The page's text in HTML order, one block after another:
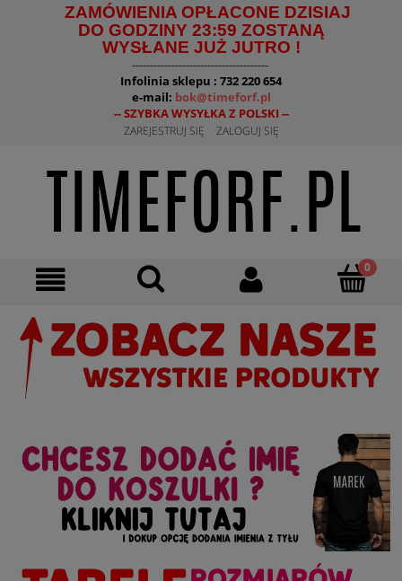
ZAMÓWIENIA OPŁACONE DZISIAJ
DO GODZINY 23:59 ZOSTANĄ
WYSŁANE JUŻ JUTRO !
--------------------------------------
Infolinia sklepu : 732 220 654
e-mail: bok@timeforf.pl
-- SZYBKA WYSYŁKA Z POLSKI --
ZAREJESTRUJ SIĘ ZALOGUJ SIĘ